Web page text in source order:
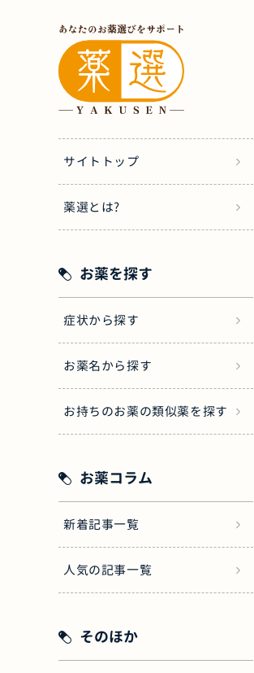
サイトトップ
薬選とは?
お薬を探す
症状から探す
お薬名から探す
お持ちのお薬の類似薬を探す
お薬コラム
新着記事一覧
人気の記事一覧
そのほか